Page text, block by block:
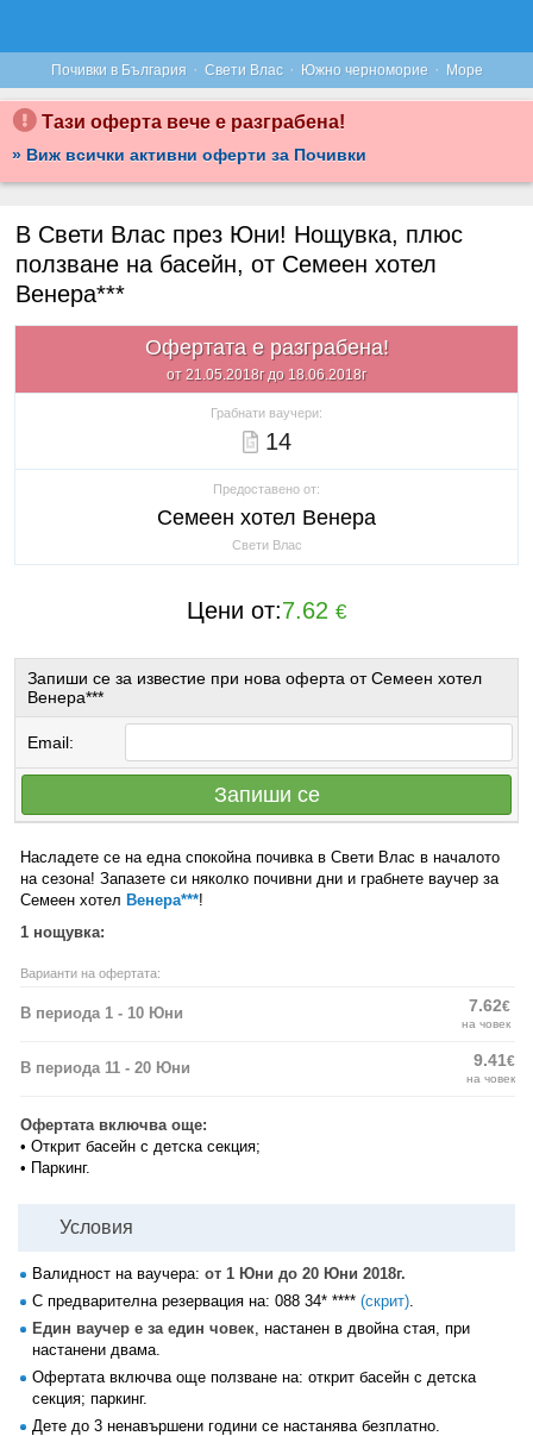
Почивки в България · Свети Влас · Южно черноморие · Море
Тази оферта вече е разграбена!
» Виж всички активни оферти за Почивки
В Свети Влас през Юни! Нощувка, плюс
ползване на басейн, от Семеен хотел
Венера***
Офертата е разграбена!
от 21.05.2018г до 18.06.2018г
Грабнати ваучери:
14
Предоставено от:
Семеен хотел Венера
Свети Влас
Цени от:7.62 €
Запиши се за известие при нова оферта от Семеен хотел
Венера***
Email:
Запиши се
Насладете се на една спокойна почивка в Свети Влас в началото
на сезона! Запазете си няколко почивни дни и грабнете ваучер за
Семеен хотел Венера***!
1 нощувка:
Варианти на офертата:
В периода 1 - 10 Юни 7.62€
на човек
В периода 11 - 20 Юни 9.41€
на човек
Офертата включва още:
• Открит басейн с детска секция;
• Паркинг.
Условия
Валидност на ваучера: от 1 Юни до 20 Юни 2018г.
С предварителна резервация на: 088 34* **** (скрит).
Един ваучер е за един човек, настанен в двойна стая, при
настанени двама.
Офертата включва още ползване на: открит басейн с детска
секция; паркинг.
Дете до 3 ненавършени години се настанява безплатно.